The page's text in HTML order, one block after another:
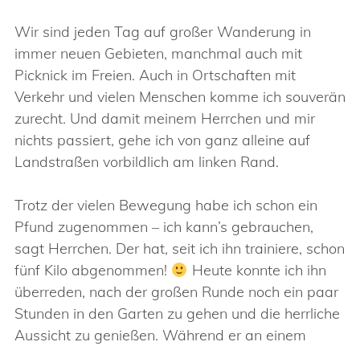
Wir sind jeden Tag auf großer Wanderung in
immer neuen Gebieten, manchmal auch mit
Picknick im Freien. Auch in Ortschaften mit
Verkehr und vielen Menschen komme ich souverän
zurecht. Und damit meinem Herrchen und mir
nichts passiert, gehe ich von ganz alleine auf
Landstraßen vorbildlich am linken Rand.
Trotz der vielen Bewegung habe ich schon ein
Pfund zugenommen – ich kann’s gebrauchen,
sagt Herrchen. Der hat, seit ich ihn trainiere, schon
fünf Kilo abgenommen!
Heute konnte ich ihn
überreden, nach der großen Runde noch ein paar
Stunden in den Garten zu gehen und die herrliche
Aussicht zu genießen. Während er an einem